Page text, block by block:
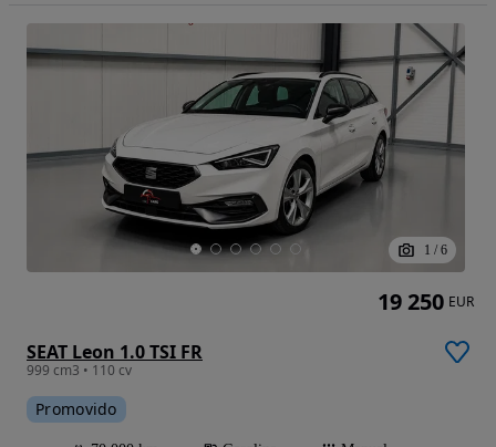
1 / 6
SEAT Leon 1.0 TSI FR
999 cm3 • 110 cv
Promovido
19 250 EUR